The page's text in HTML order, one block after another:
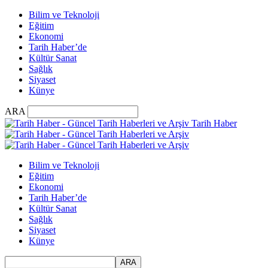
Bilim ve Teknoloji
Eğitim
Ekonomi
Tarih Haber’de
Kültür Sanat
Sağlık
Siyaset
Künye
ARA
Tarih Haber
Bilim ve Teknoloji
Eğitim
Ekonomi
Tarih Haber’de
Kültür Sanat
Sağlık
Siyaset
Künye